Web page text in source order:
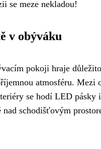
se meze nekladou!
v obýváku
pokoji hraje
atmosféru. Mezi
se hodí LED pásky
nad schodišťovým